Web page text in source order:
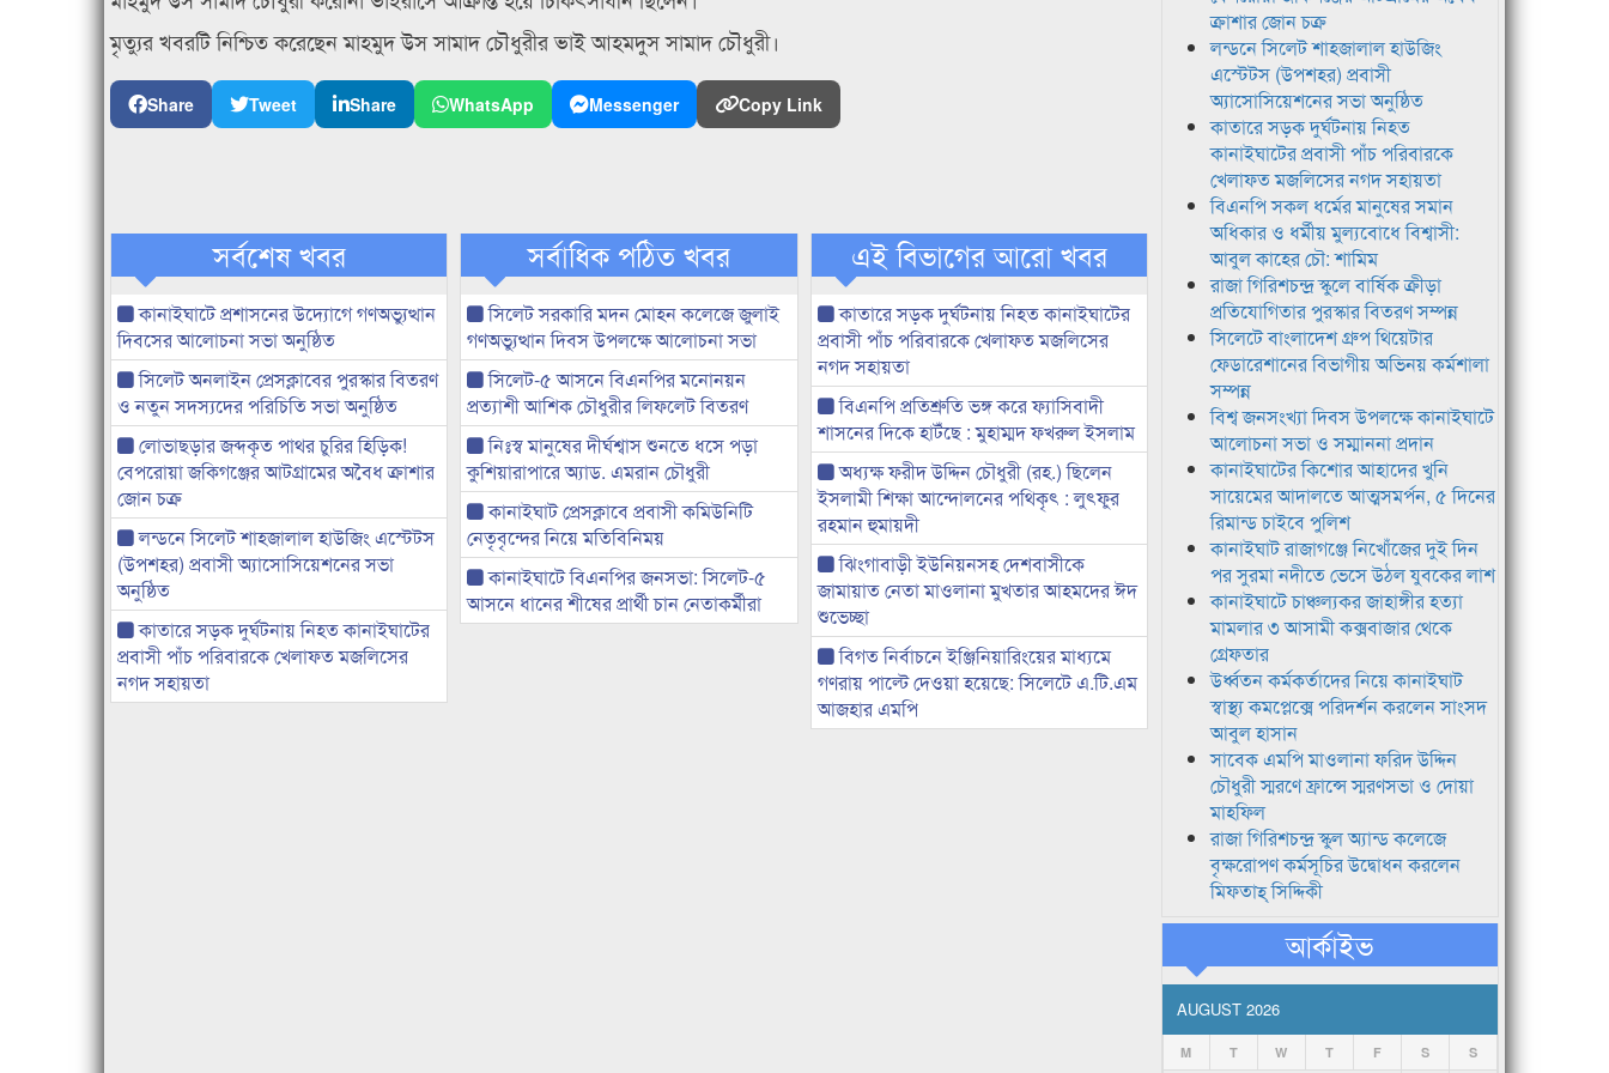
মৃত্যুর খবরটি নিশ্চিত করেছেন মাহমুদ উস সামাদ চৌধুরীর ভাই আহমদুস সামাদ চৌধুরী।
Share Tweet Share WhatsApp Messenger Copy Link
সর্বশেষ খবর
কানাইঘাটে প্রশাসনের উদ্যোগে গণঅভ্যুত্থান
দিবসের আলোচনা সভা অনুষ্ঠিত
সিলেট অনলাইন প্রেসক্লাবের পুরস্কার বিতরণ
ও নতুন সদস্যদের পরিচিতি সভা অনুষ্ঠিত
লোভাছড়ার জব্দকৃত পাথর চুরির হিড়িক!
বেপরোয়া জকিগঞ্জের আটগ্রামের অবৈধ ক্রাশার
জোন চক্র
লন্ডনে সিলেট শাহজালাল হাউজিং এস্টেটস
(উপশহর) প্রবাসী অ্যাসোসিয়েশনের সভা
অনুষ্ঠিত
কাতারে সড়ক দুর্ঘটনায় নিহত কানাইঘাটের
প্রবাসী পাঁচ পরিবারকে খেলাফত মজলিসের
নগদ সহায়তা
সর্বাধিক পঠিত খবর
সিলেট সরকারি মদন মোহন কলেজে জুলাই
গণঅভ্যুত্থান দিবস উপলক্ষে আলোচনা সভা
সিলেট-৫ আসনে বিএনপির মনোনয়ন
প্রত্যাশী আশিক চৌধুরীর লিফলেট বিতরণ
নিঃস্ব মানুষের দীর্ঘশ্বাস শুনতে ধসে পড়া
কুশিয়ারাপারে অ্যাড. এমরান চৌধুরী
কানাইঘাট প্রেসক্লাবে প্রবাসী কমিউনিটি
নেতৃবৃন্দের নিয়ে মতিবিনিময়
কানাইঘাটে বিএনপির জনসভা: সিলেট-৫
আসনে ধানের শীষের প্রার্থী চান নেতাকর্মীরা
এই বিভাগের আরো খবর
কাতারে সড়ক দুর্ঘটনায় নিহত কানাইঘাটের
প্রবাসী পাঁচ পরিবারকে খেলাফত মজলিসের
নগদ সহায়তা
বিএনপি প্রতিশ্রুতি ভঙ্গ করে ফ্যাসিবাদী
শাসনের দিকে হাটঁছে : মুহাম্মদ ফখরুল ইসলাম
অধ্যক্ষ ফরীদ উদ্দিন চৌধুরী (রহ.) ছিলেন
ইসলামী শিক্ষা আন্দোলনের পথিকৃৎ : লুৎফুর
রহমান হুমায়দী
ঝিংগাবাড়ী ইউনিয়নসহ দেশবাসীকে
জামায়াত নেতা মাওলানা মুখতার আহমদের ঈদ
শুভেচ্ছা
বিগত নির্বাচনে ইঞ্জিনিয়ারিংয়ের মাধ্যমে
গণরায় পাল্টে দেওয়া হয়েছে: সিলেটে এ.টি.এম
আজহার এমপি
ক্রাশার জোন চক্র
লন্ডনে সিলেট শাহজালাল হাউজিং
এস্টেটস (উপশহর) প্রবাসী
অ্যাসোসিয়েশনের সভা অনুষ্ঠিত
কাতারে সড়ক দুর্ঘটনায় নিহত
কানাইঘাটের প্রবাসী পাঁচ পরিবারকে
খেলাফত মজলিসের নগদ সহায়তা
বিএনপি সকল ধর্মের মানুষের সমান
অধিকার ও ধর্মীয় মুল্যবোধে বিশ্বাসী:
আবুল কাহের চৌ: শামিম
রাজা গিরিশচন্দ্র স্কুলে বার্ষিক ক্রীড়া
প্রতিযোগিতার পুরস্কার বিতরণ সম্পন্ন
সিলেটে বাংলাদেশ গ্রুপ থিয়েটার
ফেডারেশানের বিভাগীয় অভিনয় কর্মশালা
সম্পন্ন
বিশ্ব জনসংখ্যা দিবস উপলক্ষে কানাইঘাটে
আলোচনা সভা ও সম্মাননা প্রদান
কানাইঘাটের কিশোর আহাদের খুনি
সায়েমের আদালতে আত্মসমর্পন, ৫ দিনের
রিমান্ড চাইবে পুলিশ
কানাইঘাট রাজাগঞ্জে নিখোঁজের দুই দিন
পর সুরমা নদীতে ভেসে উঠল যুবকের লাশ
কানাইঘাটে চাঞ্চল্যকর জাহাঙ্গীর হত্যা
মামলার ৩ আসামী কক্সবাজার থেকে
গ্রেফতার
উর্ধ্বতন কর্মকর্তাদের নিয়ে কানাইঘাট
স্বাস্থ্য কমপ্লেক্সে পরিদর্শন করলেন সাংসদ
আবুল হাসান
সাবেক এমপি মাওলানা ফরিদ উদ্দিন
চৌধুরী স্মরণে ফ্রান্সে স্মরণসভা ও দোয়া
মাহফিল
রাজা গিরিশচন্দ্র স্কুল অ্যান্ড কলেজে
বৃক্ষরোপণ কর্মসূচির উদ্বোধন করলেন
মিফতাহ্ সিদ্দিকী
আর্কাইভ
AUGUST 2026
M T W T F S S